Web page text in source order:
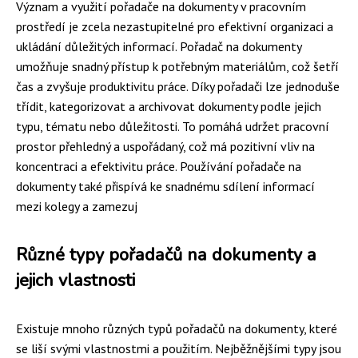
Význam a využití pořadače na dokumenty v pracovním
prostředí je zcela nezastupitelné pro efektivní organizaci a
ukládání důležitých informací. Pořadač na dokumenty
umožňuje snadný přístup k potřebným materiálům, což šetří
čas a zvyšuje produktivitu práce. Díky pořadači lze jednoduše
třídit, kategorizovat a archivovat dokumenty podle jejich
typu, tématu nebo důležitosti. To pomáhá udržet pracovní
prostor přehledný a uspořádaný, což má pozitivní vliv na
koncentraci a efektivitu práce. Používání pořadače na
dokumenty také přispívá ke snadnému sdílení informací
mezi kolegy a zamezuj
Různé typy pořadačů na dokumenty a
jejich vlastnosti
Existuje mnoho různých typů pořadačů na dokumenty, které
se liší svými vlastnostmi a použitím. Nejběžnějšími typy jsou